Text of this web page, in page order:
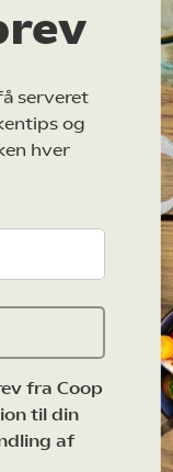
serveret
og
hver
fra Coop
til din
af